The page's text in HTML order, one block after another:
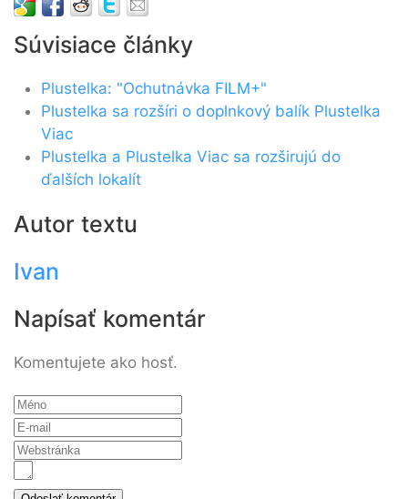
Súvisiace články
Plustelka: "Ochutnávka FILM+"
Plustelka sa rozšíri o doplnkový balík Plustelka
Viac
Plustelka a Plustelka Viac sa rozširujú do
ďalších lokalít
Autor textu
Ivan
Napísať komentár
Komentujete ako hosť.